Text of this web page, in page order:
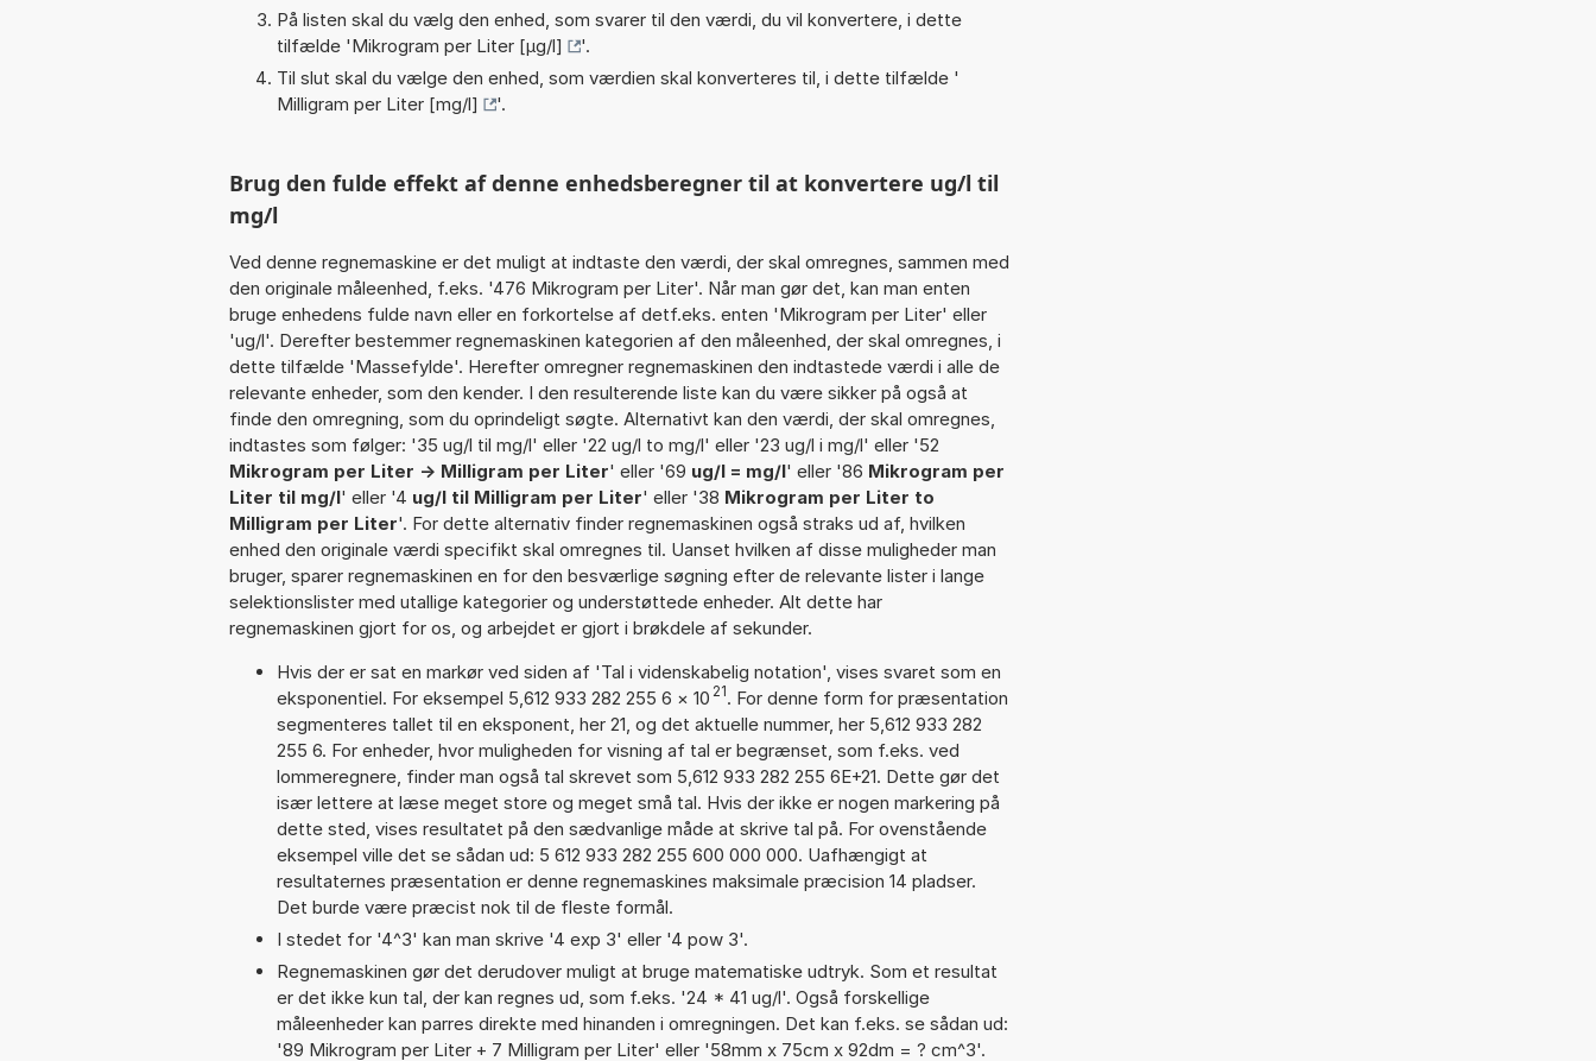
På listen skal du vælg den enhed, som svarer til den værdi, du vil konvertere, i dette
tilfælde 'Mikrogram per Liter [µg/l]
'.
Til slut skal du vælge den enhed, som værdien skal konverteres til, i dette tilfælde '
Milligram per Liter [mg/l]
'.
Brug den fulde effekt af denne enhedsberegner til at konvertere ug/l til
mg/l
Ved denne regnemaskine er det muligt at indtaste den værdi, der skal omregnes, sammen med
den originale måleenhed, f.eks. '476 Mikrogram per Liter'. Når man gør det, kan man enten
bruge enhedens fulde navn eller en forkortelse af detf.eks. enten 'Mikrogram per Liter' eller
'ug/l'. Derefter bestemmer regnemaskinen kategorien af den måleenhed, der skal omregnes, i
dette tilfælde 'Massefylde'. Herefter omregner regnemaskinen den indtastede værdi i alle de
relevante enheder, som den kender. I den resulterende liste kan du være sikker på også at
finde den omregning, som du oprindeligt søgte. Alternativt kan den værdi, der skal omregnes,
indtastes som følger: '35 ug/l til mg/l' eller '22 ug/l to mg/l' eller '23 ug/l i mg/l' eller '52
Mikrogram per Liter -> Milligram per Liter' eller '69 ug/l = mg/l' eller '86 Mikrogram per
Liter til mg/l' eller '4 ug/l til Milligram per Liter' eller '38 Mikrogram per Liter to
Milligram per Liter'. For dette alternativ finder regnemaskinen også straks ud af, hvilken
enhed den originale værdi specifikt skal omregnes til. Uanset hvilken af disse muligheder man
bruger, sparer regnemaskinen en for den besværlige søgning efter de relevante lister i lange
selektionslister med utallige kategorier og understøttede enheder. Alt dette har
regnemaskinen gjort for os, og arbejdet er gjort i brøkdele af sekunder.
Hvis der er sat en markør ved siden af 'Tal i videnskabelig notation', vises svaret som en
eksponentiel. For eksempel 5,612 933 282 255 6 × 10 21. For denne form for præsentation
segmenteres tallet til en eksponent, her 21, og det aktuelle nummer, her 5,612 933 282
255 6. For enheder, hvor muligheden for visning af tal er begrænset, som f.eks. ved
lommeregnere, finder man også tal skrevet som 5,612 933 282 255 6E+21. Dette gør det
især lettere at læse meget store og meget små tal. Hvis der ikke er nogen markering på
dette sted, vises resultatet på den sædvanlige måde at skrive tal på. For ovenstående
eksempel ville det se sådan ud: 5 612 933 282 255 600 000 000. Uafhængigt at
resultaternes præsentation er denne regnemaskines maksimale præcision 14 pladser.
Det burde være præcist nok til de fleste formål.
I stedet for '4^3' kan man skrive '4 exp 3' eller '4 pow 3'.
Regnemaskinen gør det derudover muligt at bruge matematiske udtryk. Som et resultat
er det ikke kun tal, der kan regnes ud, som f.eks. '24 * 41 ug/l'. Også forskellige
måleenheder kan parres direkte med hinanden i omregningen. Det kan f.eks. se sådan ud:
'89 Mikrogram per Liter + 7 Milligram per Liter' eller '58mm x 75cm x 92dm = ? cm^3'.